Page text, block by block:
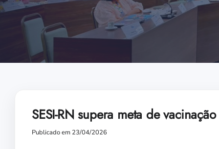
SESI-RN supera meta de
Publicado em 23/04/2026